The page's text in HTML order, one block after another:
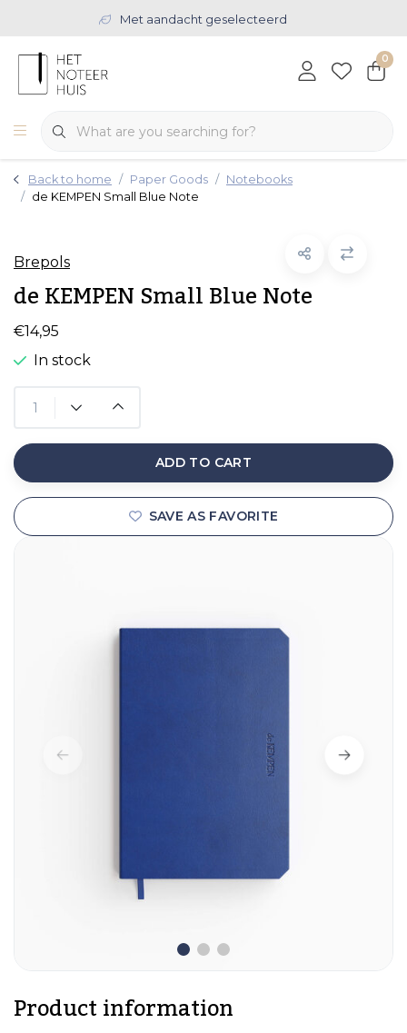
Met aandacht geselecteerd
0
Back to home Paper Goods
Notebooks
de KEMPEN Small Blue Note
Brepols
de KEMPEN Small Blue Note
€14,95
In stock
ADD TO CART
SAVE AS FAVORITE
Product information